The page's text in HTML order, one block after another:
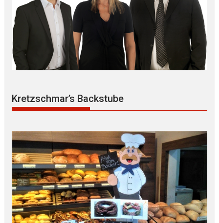
Kretzschmar’s Backstube